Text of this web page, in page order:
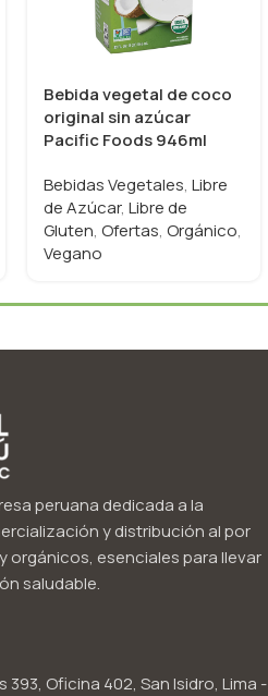
Bebida vegetal de coco
original sin azúcar
Pacific Foods 946ml
Bebidas Vegetales, Libre
de Azúcar, Libre de
Gluten, Ofertas, Orgánico,
Vegano
peruana dedicada a la
y distribución al por
esenciales para llevar
saludable.
Oficina 402, San Isidro, Lima -